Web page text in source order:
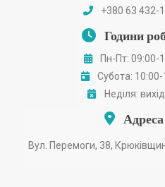
+380 63 432-
Години
Пн-Пт: 09:00-
Субота: 10:00-
Неділя:
Адреса
Вул. Перемоги, 38,